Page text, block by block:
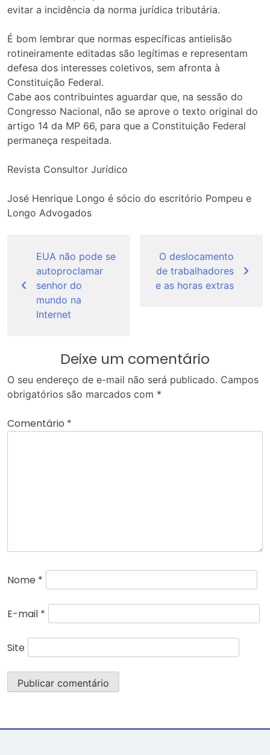
evitar a incidência da norma jurídica tributária.
É bom lembrar que normas específicas antielisão
rotineiramente editadas são legítimas e representam
defesa dos interesses coletivos, sem afronta à
Constituição Federal.
Cabe aos contribuintes aguardar que, na sessão do
Congresso Nacional, não se aprove o texto original do
artigo 14 da MP 66, para que a Constituição Federal
permaneça respeitada.
Revista Consultor Jurídico
José Henrique Longo é sócio do escritório Pompeu e
Longo Advogados
Post
EUA não pode se
autoproclamar
senhor do
mundo na
Internet
O deslocamento
de trabalhadores
e as horas extras
Deixe um comentário
O seu endereço de e-mail não será publicado. Campos
obrigatórios são marcados com *
Comentário *
Nome *
E-mail *
Site